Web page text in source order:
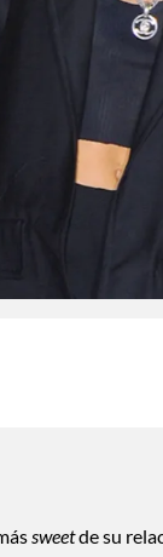
sweetde su